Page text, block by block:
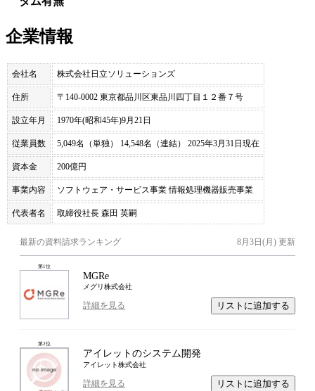
企業情報
会社名 株式会社日立ソリューションズ
住所 〒140-0002 東京都品川区東品川四丁目１２番７号
設立年月 1970年(昭和45年)9月21日
従業員数 5,049名（単独） 14,548名（連結） 2025年3月31日現在
資本金 200億円
事業内容 ソフトウェア・サービス事業 情報処理機器販売事業
代表者名 取締役社長 森田 英嗣
最新の資料請求ランキング 8月3日(月) 更新
第1位
MGRe
メグリ株式会社
詳細を見る リストに追加する
第2位
アイレットのシステム開発
アイレット株式会社
詳細を見る リストに追加する